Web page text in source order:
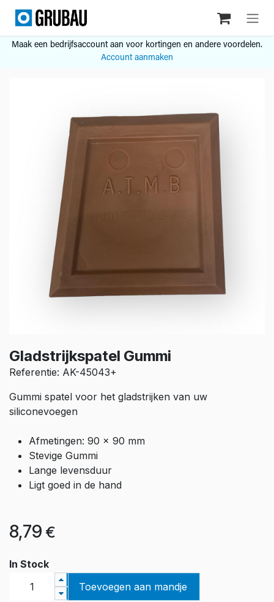
Overslaan naar inhoud
Maak een bedrijfsaccount aan voor kortingen en andere voordelen.
Account aanmaken
Gladstrijkspatel Gummi
Referentie: AK-45043+
Gummi spatel voor het gladstrijken van uw
siliconevoegen
Afmetingen: 90 x 90 mm
Stevige Gummi
Lange levensduur
Ligt goed in de hand
8,79 €
In Stock
Toevoegen aan mandje